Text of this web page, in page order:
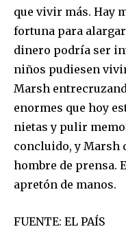
que vivir más. Hay
fortuna para
dinero podría ser
niños pudiesen
Marsh
enormes que hoy
nietas y pulir
concluido, y Marsh
hombre de prensa.
apretón de manos.
FUENTE: EL PAÍS